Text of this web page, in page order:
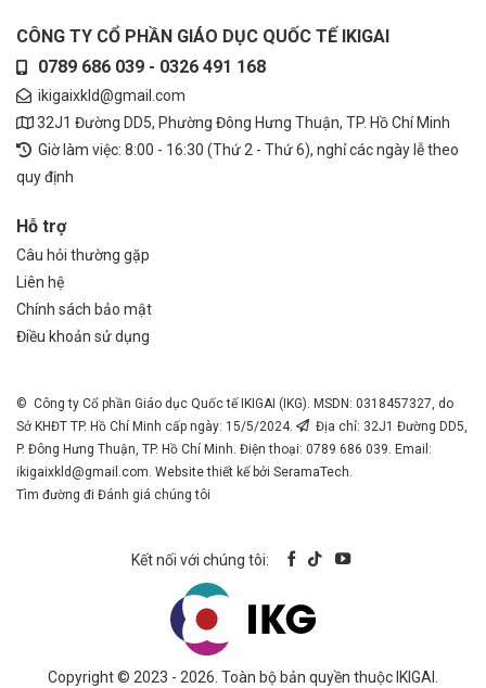
CÔNG TY CỔ PHẦN GIÁO DỤC QUỐC TẾ IKIGAI
0789 686 039 - 0326 491 168
ikigaixkld@gmail.com
32J1 Đường DD5, Phường Đông Hưng Thuận, TP. Hồ Chí Minh
Giờ làm việc: 8:00 - 16:30 (Thứ 2 - Thứ 6), nghỉ các ngày lễ theo
quy định
Hỗ trợ
Câu hỏi thường gặp
Liên hệ
Chính sách bảo mật
Điều khoản sử dụng
© Công ty Cổ phần Giáo dục Quốc tế IKIGAI (IKG). MSDN: 0318457327, do
Sở KHĐT TP. Hồ Chí Minh cấp ngày: 15/5/2024.
Địa chỉ: 32J1 Đường DD5,
P. Đông Hưng Thuận, TP. Hồ Chí Minh. Điện thoại: 0789 686 039. Email:
ikigaixkld@gmail.com . Website thiết kế bởi SeramaTech.
Tìm đường đi Đánh giá chúng tôi
Kết nối với chúng tôi:
Copyright © 2023 - 2026. Toàn bộ bản quyền thuộc IKIGAI.